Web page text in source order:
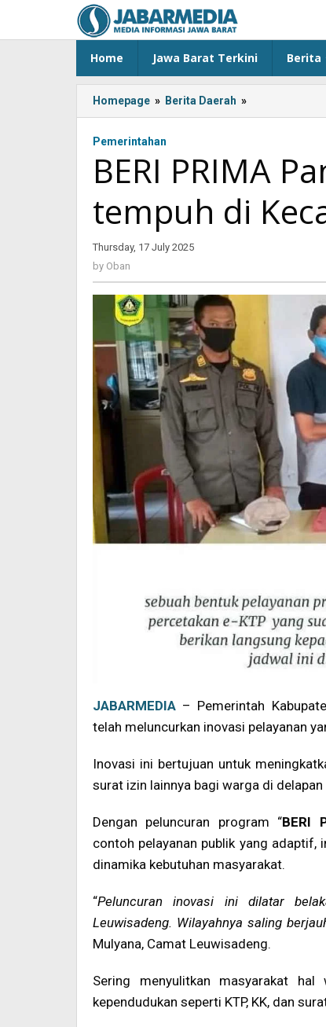
content
Home Jawa Barat Terkini Berita
Homepage » Berita Daerah »
PRIMA
Biaya,
Jarak
tempuh
Pemerintahan
BERI PRIMA
tempuh di
Thursday, 17 July 2025
by Oban
JABARMEDIA – Pemerintah
telah meluncurkan inovasi pelayanan
Inovasi ini bertujuan untuk
surat izin lainnya bagi warga di
Dengan peluncuran program “BERI
contoh pelayanan publik yang
dinamika kebutuhan masyarakat.
“Peluncuran inovasi ini dilatar
Leuwisadeng. Wilayahnya saling
Mulyana, Camat Leuwisadeng.
Sering menyulitkan masyarakat
kependudukan seperti KTP, KK, dan